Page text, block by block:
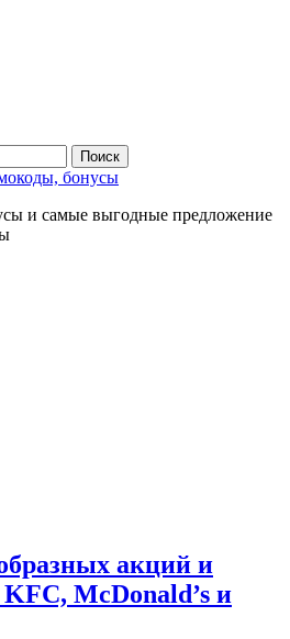
бонусы
и самые выгодные предложение
акций и
McDonald’s и